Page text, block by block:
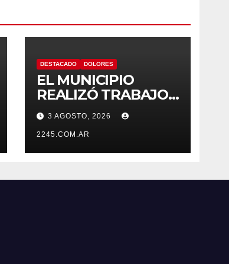
DESTACADO DOLORES
EL MUNICIPIO
REALIZÓ TRABAJOS
DE PINTURA EN LA
ESCUELA N.º 10
3 AGOSTO, 2026
2245.COM.AR